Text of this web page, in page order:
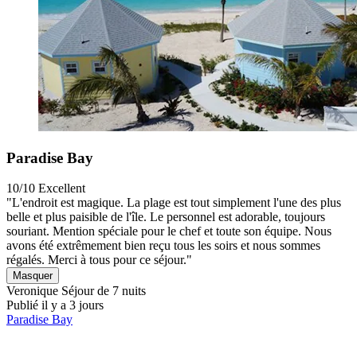
Paradise Bay
10/10 Excellent
"L'endroit est magique. La plage est tout simplement l'une des plus
belle et plus paisible de l'île. Le personnel est adorable, toujours
souriant. Mention spéciale pour le chef et toute son équipe. Nous
avons été extrêmement bien reçu tous les soirs et nous sommes
régalés. Merci à tous pour ce séjour."
Masquer
Veronique Séjour de 7 nuits
Publié il y a 3 jours
Paradise Bay